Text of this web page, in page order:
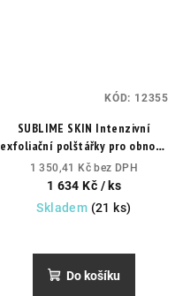
SUBLIME SKIN Intenzivní
exfoliační polštářky pro obnovu
pletiběhem i po peelingové
kúře.
1 350,41 Kč bez DPH
1 634 Kč / ks
Skladem (21 ks)
hodnocení
produktu
Do košíku
KÓD: 12355